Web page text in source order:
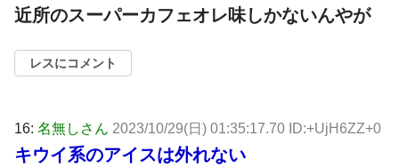
近所のスーパーカフェオレ味しかないんやが
レスにコメント
16: 名無しさん 2023/10/29(日) 01:35:17.70 ID:+UjH6ZZ+0
キウイ系のアイスは外れない